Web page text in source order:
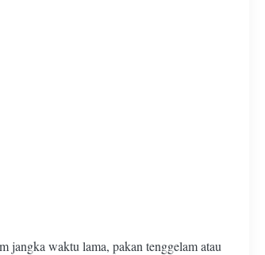
jangka waktu lama, pakan tenggelam atau